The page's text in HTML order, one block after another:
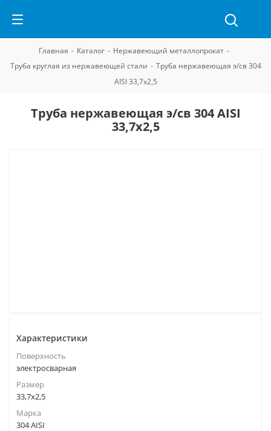
Главная - Каталог - Нержавеющий металлопрокат -
Труба круглая из нержавеющей стали - Труба нержавеющая э/св 304
AISI 33,7х2,5
Труба нержавеющая э/св 304 AISI
33,7х2,5
Характеристики
Поверхность
электросварная
Размер
33,7х2,5
Марка
304 AISI